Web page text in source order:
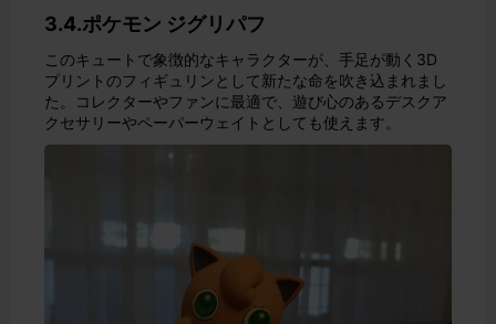
3.4.ポケモン ジグリパフ
このキュートで象徴的なキャラクターが、手足が動く3D
プリントのフィギュリンとして新たな命を吹き込まれまし
た。コレクターやファンに最適で、遊び心のあるデスクア
クセサリーやペーパーウェイトとしても使えます。